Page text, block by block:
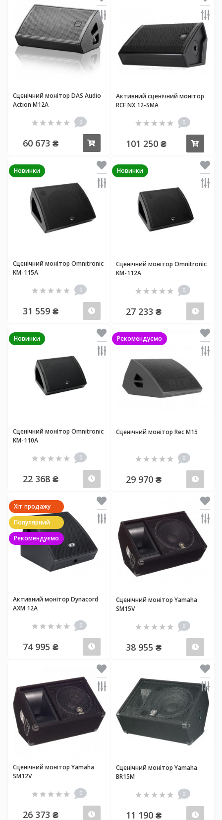
Сценічний монітор DAS Audio
Action M12A
0
60 673 ₴
Активний сценічний монітор
RCF NX 12-SMA
0
101 250 ₴
Новинки
Сценічний монітор Omnitronic
KM-115A
0
31 559 ₴ Передзамовлення
Новинки
Сценічний монітор Omnitronic
KM-112A
0
27 233 ₴
Новинки
Сценічний монітор Omnitronic
KM-110A
0
22 368 ₴ Передзамовлення
Рекомендуємо
Сценічний монітор Rec М15
0
29 970 ₴
Хіт продажу
Популярний
Рекомендуємо
Активний монітор Dynacord
AXM 12A
0
74 995 ₴ Передзамовлення
Сценічний монітор Yamaha
SM15V
0
38 955 ₴
Сценічний монітор Yamaha
SM12V
0
26 373 ₴ Передзамовлення
Сценічний монітор Yamaha
BR15M
0
11 190 ₴